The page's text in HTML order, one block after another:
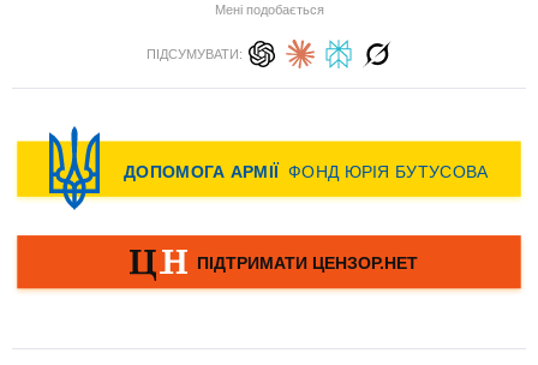
Мені подобається
ПІДСУМУВАТИ: